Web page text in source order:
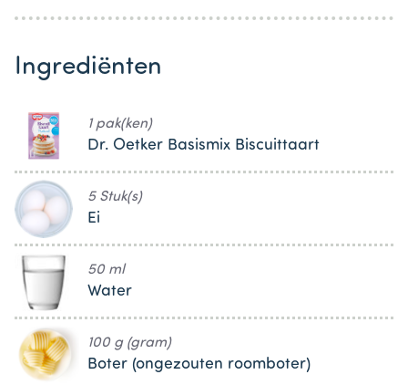
Ingrediënten
1 pak(ken)
Dr. Oetker Basismix Biscuittaart
5 Stuk(s)
Ei
50 ml
Water
100 g (gram)
Boter (ongezouten roomboter)